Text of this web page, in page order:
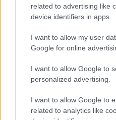
related to advertising like
device identifiers in apps.
I want to allow my user
Google for online
I want to allow Google to
personalized advertising.
I want to allow Google to
related to analytics like
Ha